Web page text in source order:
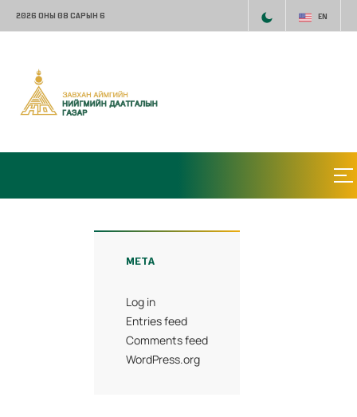
2026 ОНЫ 08 САРЫН 6 EN
META
Log in
Entries feed
Comments feed
WordPress.org